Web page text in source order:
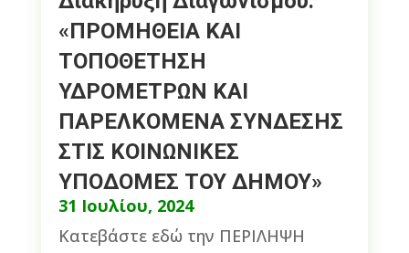
«ΠΡΟΜΗΘΕΙΑ ΚΑΙ
ΤΟΠΟΘΕΤΗΣΗ
ΥΔΡΟΜΕΤΡΩΝ ΚΑΙ
ΠΑΡΕΛΚΟΜΕΝΑ ΣΥΝΔΕΣΗΣ
ΣΤΙΣ ΚΟΙΝΩΝΙΚΕΣ
ΥΠΟΔΟΜΕΣ ΤΟΥ ΔΗΜΟΥ»
31 Ιουλίου, 2024
Κατεβάστε εδώ την ΠΕΡΙΛΗΨΗ